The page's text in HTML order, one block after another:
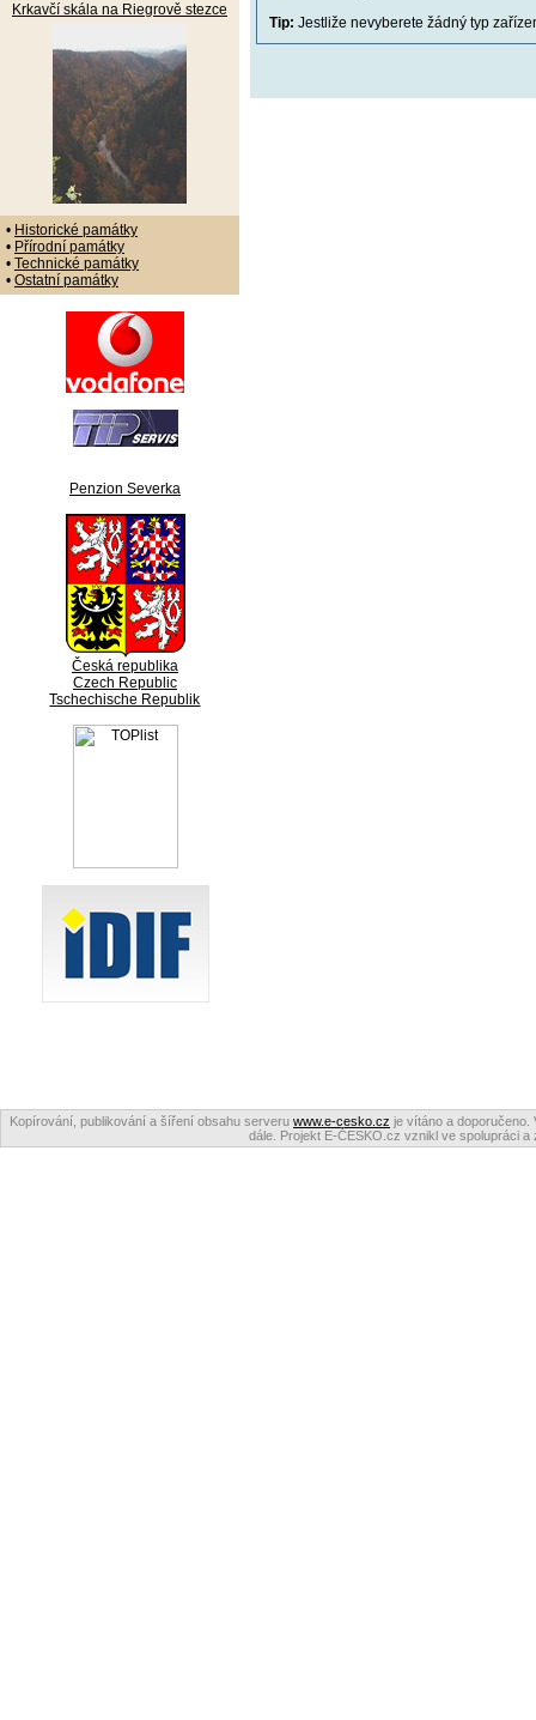
Krkavčí skála na Riegrově stezce
• Historické památky
• Přírodní památky
• Technické památky
• Ostatní památky
Penzion Severka
Česká republika
Czech Republic
Tschechische Republik
Tip: Jestliže nevyberete žádný typ
Kopírování, publikování a šíření obsahu serveru www.e-cesko.cz je vítáno a doporučeno.
dále. Projekt E-ČESKO.cz vznikl ve spolupráci